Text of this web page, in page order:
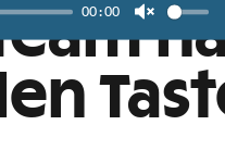
00:00
Unmute